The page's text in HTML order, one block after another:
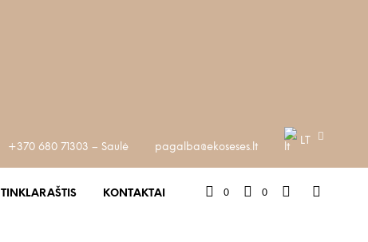
+370 680 71303 – Saulė pagalba@ekoseses.lt
TINKLARAŠTIS KONTAKTAI 0 0